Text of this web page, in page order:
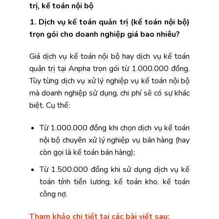
trị, kế toán nội bộ
1. Dịch vụ kế toán quản trị (kế toán nội bộ)
trọn gói cho doanh nghiệp giá bao nhiêu?
Giá dịch vụ kế toán nội bộ hay dịch vụ kế toán
quản trị tại Anpha trọn gói từ 1.000.000 đồng.
Tùy từng dịch vụ xử lý nghiệp vụ kế toán nội bộ
mà doanh nghiệp sử dụng, chi phí sẽ có sự khác
biệt. Cụ thể:
Từ 1.000.000 đồng khi chọn dịch vụ kế toán
nội bộ chuyên xử lý nghiệp vụ bán hàng (hay
còn gọi là kế toán bán hàng);
Từ 1.500.000 đồng khi sử dụng dịch vụ kế
toán tính tiền lương, kế toán kho, kế toán
công nợ.
Tham khảo chi tiết tại các bài viết sau: